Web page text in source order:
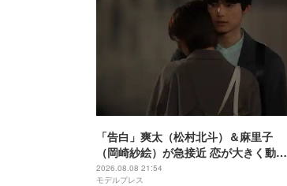
「告白」爽太（松村北斗）＆麻里子
（岡崎紗絵）が急接近 恋が大きく動き
出す
2026.08.08 21:54
モデルプレス